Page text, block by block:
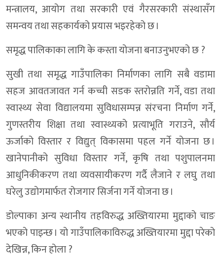
मन्त्रालय, आयोग तथा सरकारी एवं गैरसरकारी संस्थासँग
समन्वय तथा सहकार्यको प्रयास भइरहेको छ ।
समृद्ध पालिकाका लागि के कस्ता योजना बनाउनुभएको छ ?
सुखी तथा समृद्ध गाउँपालिका निर्माणका लागि सबै वडामा
सहज आवतजावत गर्न कच्ची सडक स्तरोन्नति गर्ने, वडा तथा
स्वास्थ्य सेवा विद्यालयमा सुविधासम्पन्न संरचना निर्माण गर्ने,
गुणस्तरीय शिक्षा तथा स्वास्थ्यको प्रत्याभूति गराउने, सौर्य
ऊर्जाको विस्तार र विद्युत् विकासमा पहल गर्ने योजना छ ।
खानेपानीको सुविधा विस्तार गर्ने, कृषि तथा पशुपालनमा
आधुनिकीकरण तथा व्यवसायीकरण गर्दै लैजाने र लघु तथा
घरेलु उद्योगमार्फत रोजगार सिर्जना गर्ने योजना छ ।
डोल्पाका अन्य स्थानीय तहविरुद्ध अख्तियारमा मुद्दाको चाङ
भएको पाइन्छ । यो गाउँपालिकाविरुद्ध अख्तियारमा मुद्दा परेको
देखिन्न, किन होला ?